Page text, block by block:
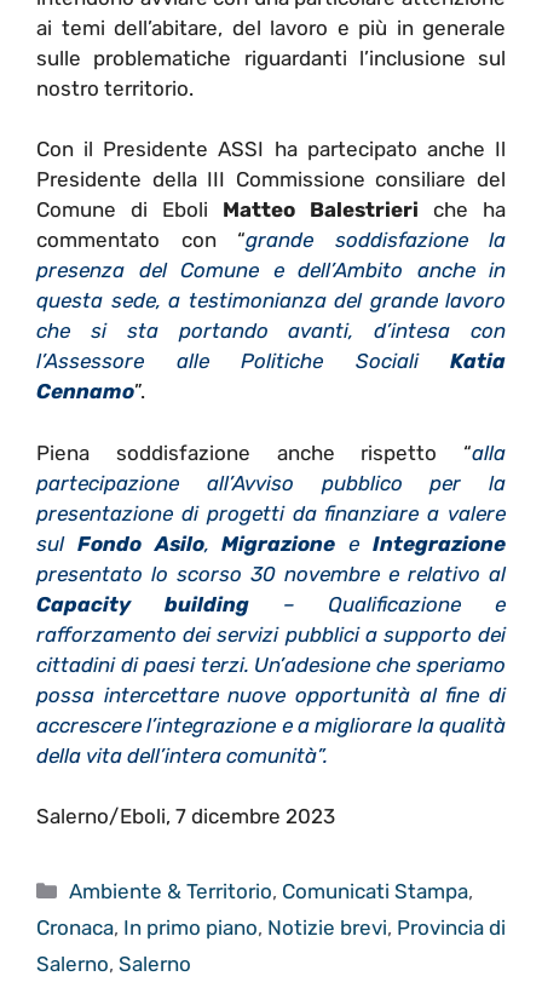
ai temi dell’abitare, del lavoro e più in generale
sulle problematiche riguardanti l’inclusione sul
nostro territorio.
Con il Presidente ASSI ha partecipato anche Il
Presidente della III Commissione consiliare del
Comune di Eboli Matteo Balestrieri che ha
commentato con “grande soddisfazione la
presenza del Comune e dell’Ambito anche in
questa sede, a testimonianza del grande lavoro
che si sta portando avanti, d’intesa con
l’Assessore alle Politiche Sociali Katia
Cennamo”.
Piena soddisfazione anche rispetto “alla
partecipazione all’Avviso pubblico per la
presentazione di progetti da finanziare a valere
sul Fondo Asilo,Migrazione eIntegrazione
presentato lo scorso 30 novembre e relativo al
Capacity building– Qualificazione e
rafforzamento dei servizi pubblici a supporto dei
cittadini di paesi terzi. Un’adesione che speriamo
possa intercettare nuove opportunità al fine di
accrescere l’integrazione e a migliorare la qualità
della vita dell’intera comunità”.
Salerno/Eboli, 7 dicembre 2023
Categorie
Ambiente & Territorio, Comunicati Stampa,
Cronaca, In primo piano, Notizie brevi, Provincia di
Salerno, Salerno